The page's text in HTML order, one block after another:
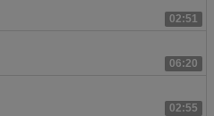
02:51
06:20
02:55